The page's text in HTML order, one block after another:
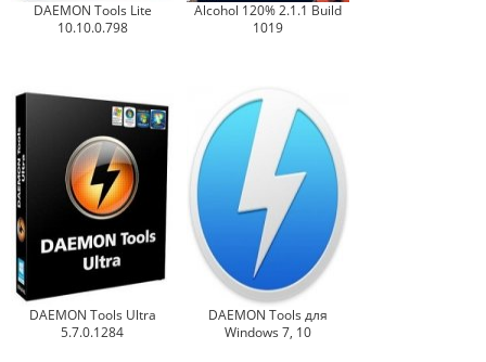
DAEMON Tools Lite
10.10.0.798
Alcohol 120% 2.1.1 Build
1019
DAEMON Tools Ultra
5.7.0.1284
DAEMON Tools для
Windows 7, 10